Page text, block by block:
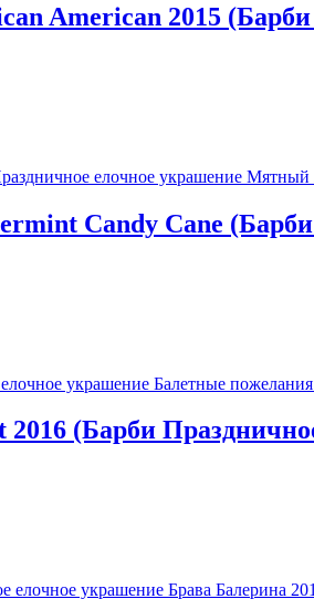
American 2015
Candy Cane
(Барби